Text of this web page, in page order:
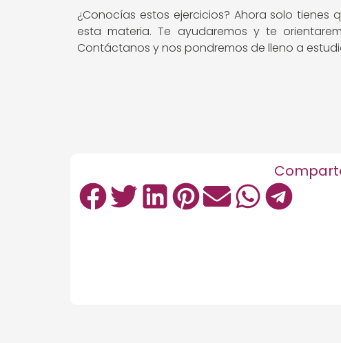
¿Conocías estos ejercicios? Ahora solo
esta materia. Te ayudaremos y te
Contáctanos y nos pondremos de lleno a